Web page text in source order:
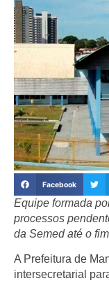
Facebook
Equipe formada
processos
da Semed até o
A Prefeitura de
intersecretarial